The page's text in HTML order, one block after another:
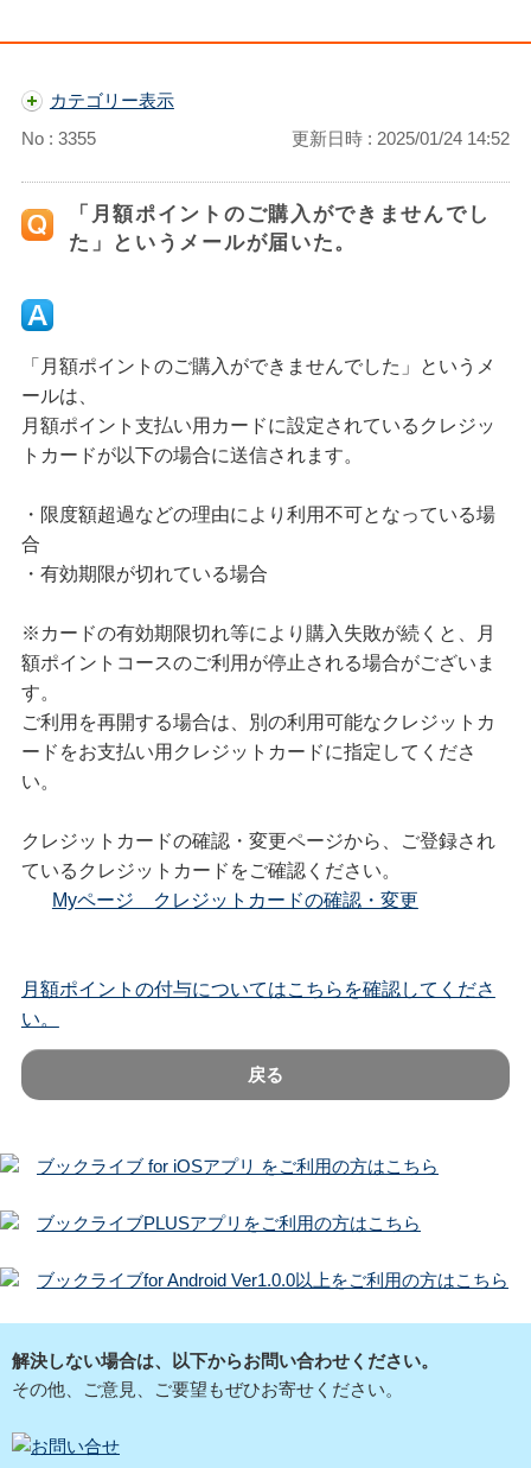
カテゴリー表示
No : 3355
更新日時 : 2025/01/24 14:52
「月額ポイントのご購入ができませんでし
た」というメールが届いた。
「月額ポイントのご購入ができませんでした」というメ
ールは、
月額ポイント支払い用カードに設定されているクレジッ
トカードが以下の場合に送信されます。
・限度額超過などの理由により利用不可となっている場
合
・有効期限が切れている場合
※カードの有効期限切れ等により購入失敗が続くと、月
額ポイントコースのご利用が停止される場合がございま
す。
ご利用を再開する場合は、別の利用可能なクレジットカ
ードをお支払い用クレジットカードに指定してくださ
い。
クレジットカードの確認・変更ページから、ご登録され
ているクレジットカードをご確認ください。
Myページ クレジットカードの確認・変更
月額ポイントの付与についてはこちらを確認してくださ
い。
戻る
ブックライブ for iOSアプリ をご利用の方はこちら
ブックライブPLUSアプリをご利用の方はこちら
ブックライブfor Android Ver1.0.0以上をご利用の方はこちら
解決しない場合は、以下からお問い合わせください。
その他、ご意見、ご要望もぜひお寄せください。